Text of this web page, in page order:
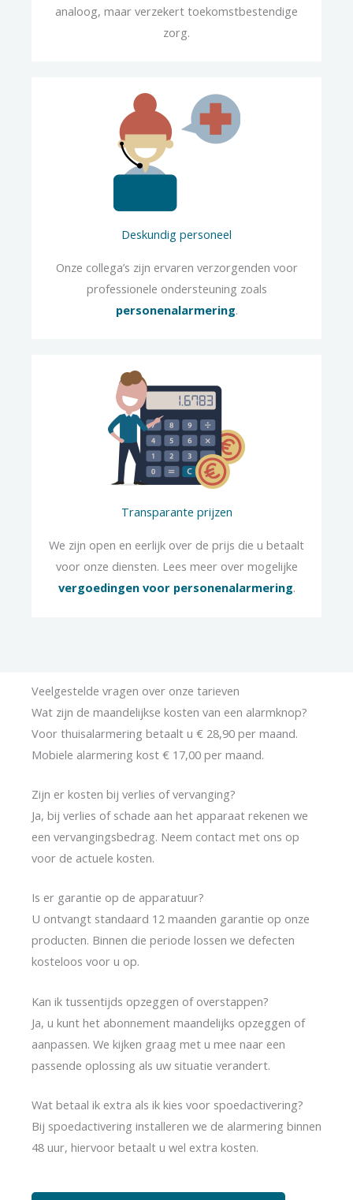
analoog, maar verzekert toekomstbestendige
zorg.
Deskundig personeel
Onze collega’s zijn ervaren verzorgenden voor
professionele ondersteuning zoals
personenalarmering.
Transparante prijzen
We zijn open en eerlijk over de prijs die u betaalt
voor onze diensten. Lees meer over mogelijke
vergoedingen voor personenalarmering.
Veelgestelde vragen over onze tarieven
Wat zijn de maandelijkse kosten van een alarmknop?
Voor thuisalarmering betaalt u € 28,90 per maand.
Mobiele alarmering kost € 17,00 per maand.
Zijn er kosten bij verlies of vervanging?
Ja, bij verlies of schade aan het apparaat rekenen we
een vervangingsbedrag. Neem contact met ons op
voor de actuele kosten.
Is er garantie op de apparatuur?
U ontvangt standaard 12 maanden garantie op onze
producten. Binnen die periode lossen we defecten
kosteloos voor u op.
Kan ik tussentijds opzeggen of overstappen?
Ja, u kunt het abonnement maandelijks opzeggen of
aanpassen. We kijken graag met u mee naar een
passende oplossing als uw situatie verandert.
Wat betaal ik extra als ik kies voor spoedactivering?
Bij spoedactivering installeren we de alarmering binnen
48 uur, hiervoor betaalt u wel extra kosten.